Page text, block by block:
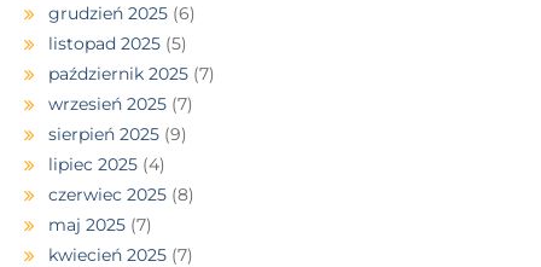
grudzień 2025 (6)
listopad 2025 (5)
październik 2025 (7)
wrzesień 2025 (7)
sierpień 2025 (9)
lipiec 2025 (4)
czerwiec 2025 (8)
maj 2025 (7)
kwiecień 2025 (7)